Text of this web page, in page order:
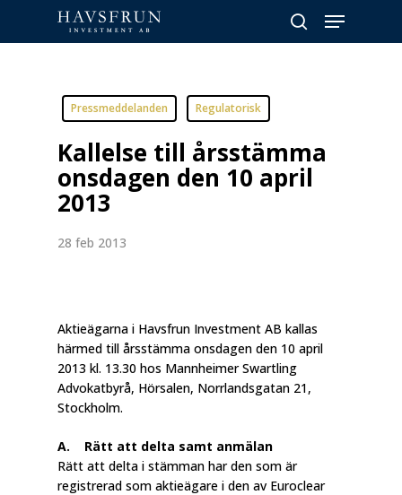
main
search
Menu
Pressmeddelanden Regulatorisk
Kallelse till årsstämma
onsdagen den 10 april
2013
28 feb 2013
Aktieägarna i Havsfrun Investment AB kallas
härmed till årsstämma onsdagen den 10 april
2013 kl. 13.30 hos Mannheimer Swartling
Advokatbyrå, Hörsalen, Norrlandsgatan 21,
Stockholm.
A. Rätt att delta samt anmälan
Rätt att delta i stämman har den som är
registrerad som aktieägare i den av Euroclear